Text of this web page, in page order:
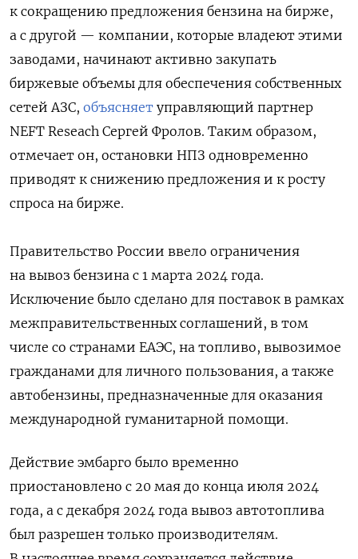
к сокращению предложения бензина на бирже,
а с другой — компании, которые владеют этими
заводами, начинают активно закупать
биржевые объемы для обеспечения собственных
сетей АЗС, объясняет управляющий партнер
NEFT Reseach Сергей Фролов. Таким образом,
отмечает он, остановки НПЗ одновременно
приводят к снижению предложения и к росту
спроса на бирже.
Правительство России ввело ограничения
на вывоз бензина с 1 марта 2024 года.
Исключение было сделано для поставок в рамках
межправительственных соглашений, в том
числе со странами ЕАЭС, на топливо, вывозимое
гражданами для личного пользования, а также
автобензины, предназначенные для оказания
международной гуманитарной помощи.
Действие эмбарго было временно
приостановлено с 20 мая до конца июля 2024
года, а с декабря 2024 года вывоз автотоплива
был разрешен только производителям.